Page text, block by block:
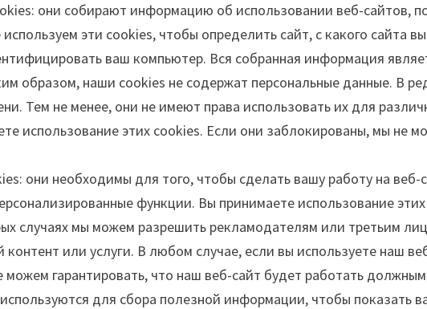
они собирают информацию об использовании веб-сайтов,
эти cookies, чтобы определить сайт, с какого
ваш компьютер. Вся собранная информация
образом, наши cookies не содержат персональные данные. В
Тем не менее, они не имеют права использовать их для
использование этих cookies. Если они заблокированы, мы не
они необходимы для того, чтобы сделать вашу работу на
функции. Вы принимаете использование
случаях мы можем разрешить рекламодателям или третьим
контент или услуги. В любом случае, если вы используете наш
гарантировать, что наш веб-сайт будет работать
для сбора полезной информации, чтобы показать